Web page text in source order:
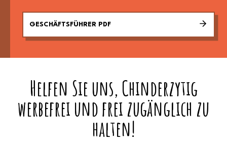
GESCHÄFTSFÜHRER PDF
Helfen Sie uns, Chinderzytig
werbefrei und frei zugänglich zu
halten!